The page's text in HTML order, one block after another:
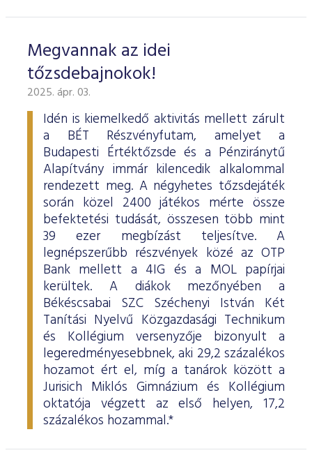
Megvannak az idei
tőzsdebajnokok!
2025. ápr. 03.
Idén is kiemelkedő aktivitás mellett zárult
a BÉT Részvényfutam, amelyet a
Budapesti Értéktőzsde és a Pénziránytű
Alapítvány immár kilencedik alkalommal
rendezett meg. A négyhetes tőzsdejáték
során közel 2400 játékos mérte össze
befektetési tudását, összesen több mint
39 ezer megbízást teljesítve. A
legnépszerűbb részvények közé az OTP
Bank mellett a 4IG és a MOL papírjai
kerültek. A diákok mezőnyében a
Békéscsabai SZC Széchenyi István Két
Tanítási Nyelvű Közgazdasági Technikum
és Kollégium versenyzője bizonyult a
legeredményesebbnek, aki 29,2 százalékos
hozamot ért el, míg a tanárok között a
Jurisich Miklós Gimnázium és Kollégium
oktatója végzett az első helyen, 17,2
százalékos hozammal.*